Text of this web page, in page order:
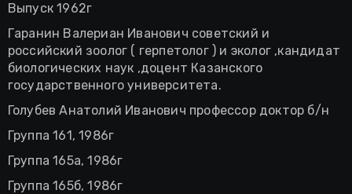
Выпуск 1962г
Гаранин Валериан Иванович советский и
российский зоолог ( герпетолог ) и эколог ,кандидат
биологических наук ,доцент Казанского
государственного университета.
Голубев Анатолий Иванович профессор доктор б/н
Группа 161, 1986г
Группа 165а, 1986г
Группа 165б, 1986г